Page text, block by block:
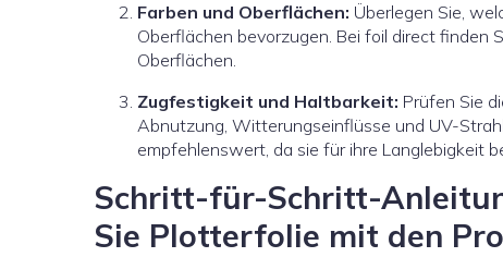
Farben und Oberflächen: Überlegen Sie,
Oberflächen bevorzugen. Bei foil direct finden
Oberflächen.
Zugfestigkeit und Haltbarkeit: Prüfen Sie
Abnutzung, Witterungseinflüsse und UV-
empfehlenswert, da sie für ihre Langlebigkeit
Schritt-für-Schritt-
Sie Plotterfolie mit den